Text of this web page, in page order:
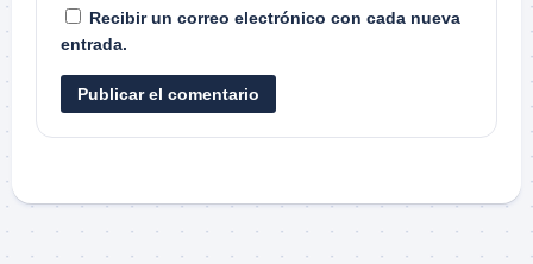
Recibir un correo electrónico con cada nueva
entrada.